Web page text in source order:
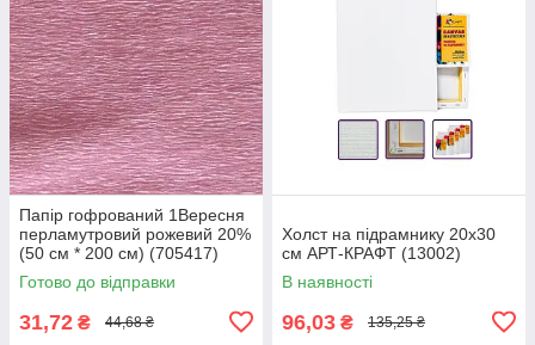
Папір гофрований 1Вересня
перламутровий рожевий 20%
(50 см * 200 см) (705417)
Готово до відправки
31,72 ₴ 44,68 ₴
Холст на підрамнику 20х30
см АРТ-КРАФТ (13002)
В наявності
96,03 ₴ 135,25 ₴